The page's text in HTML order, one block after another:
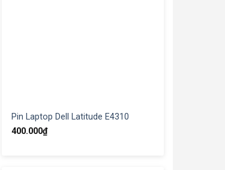
Pin Laptop Dell Latitude E4310
400.000₫